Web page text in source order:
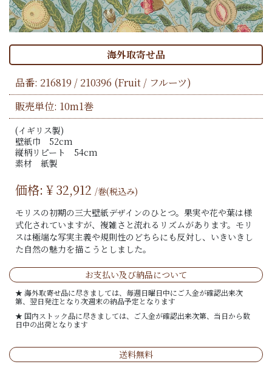
海外取寄せ品
品番: 216819 / 210396 (Fruit / フルーツ)
販売単位: 10m1巻
(イギリス製)
壁紙巾 52cm
縦柄リピート 54cm
素材 紙製
価格: ¥32,912 /巻(税込み)
モリスの初期の三大壁紙デザインのひとつ。果実や花や葉は様
式化されていますが、複雑さと流れるリズムがあります。モリ
スは極端な写実主義や規則性のどちらにも反対し、いきいきし
た自然の魅力を描こうとしました。
お支払い及び納品について
★ 海外取寄せ品に尽きましては、毎週日曜日中にご入金が確認出来次
第、翌日発注となり次週末の納品予定となります
★ 国内ストック品に尽きましては、ご入金が確認出来次第、当日から数
日中の出荷となります
送料無料